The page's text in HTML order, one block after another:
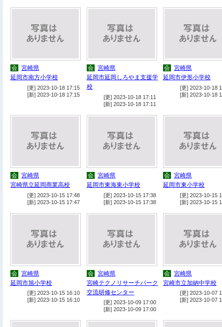
会 宮崎県
延岡市南方小学校
[更] 2023-10-18 17:15
[新] 2023-10-18 17:15
会 宮崎県
延岡市延岡しろやま支援学
校
[更] 2023-10-18 17:11
[新] 2023-10-18 17:11
会 宮崎県
延岡市伊形小学校
[更] 2023-10-18
[新] 2023-10-18
会 宮崎県
宮崎県立延岡商業高校
[更] 2023-10-15 17:48
[新] 2023-10-15 17:47
会 宮崎県
延岡市東海東小学校
[更] 2023-10-15 17:38
[新] 2023-10-15 17:38
会 宮崎県
延岡市東小学校
[更] 2023-10-15
[新] 2023-10-15
会 宮崎県
延岡市旭小学校
[更] 2023-10-15 16:10
[新] 2023-10-15 16:10
会 宮崎県
宮崎テクノリサーチパーク
交流研修センター
[更] 2023-10-09 17:00
[新] 2023-10-09 17:00
会 宮崎県
宮崎市立加納中学校
[更] 2023-10-07
[新] 2023-10-07